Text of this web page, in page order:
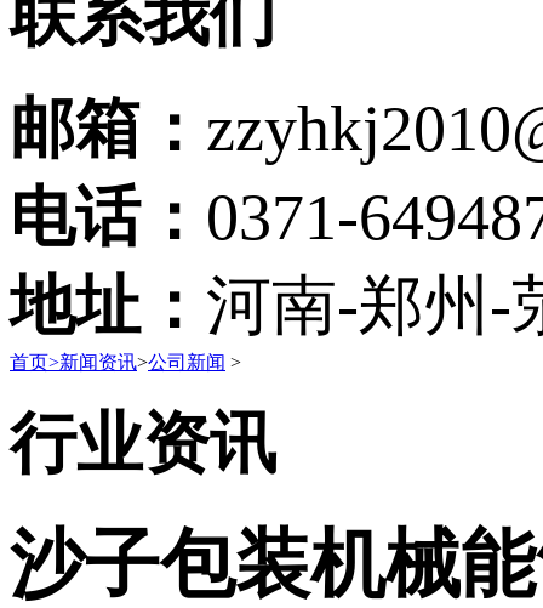
联系我们
邮箱：
电话： 0371-
地址： 河南-郑州-
首页>新闻资讯>公司新闻 >
行业资讯
沙子包装机械